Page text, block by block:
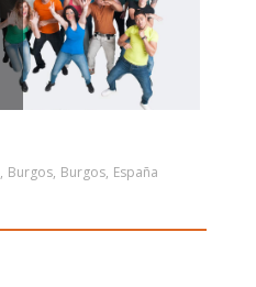
, Burgos, Burgos, España